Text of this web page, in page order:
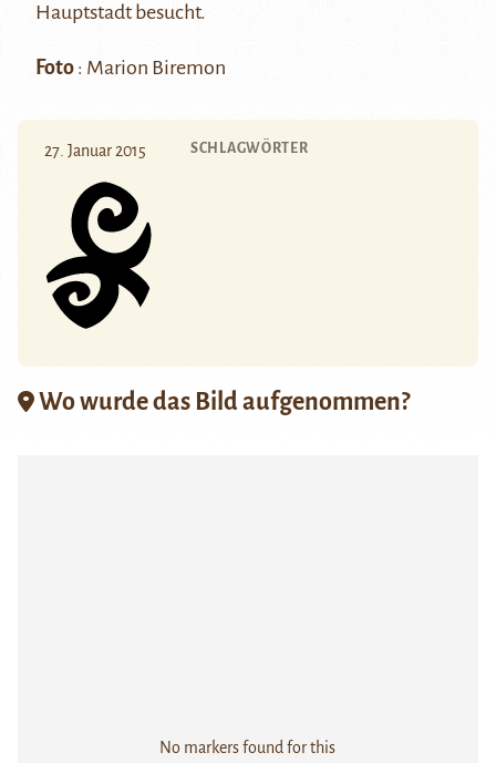
Hauptstadt besucht.
Foto : Marion Biremon
27. Januar 2015 SCHLAGWÖRTER
Wo wurde das Bild aufgenommen?
No markers found for this